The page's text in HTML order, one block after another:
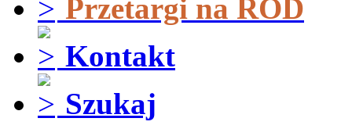
Przetargi na ROD
Kontakt
Szukaj